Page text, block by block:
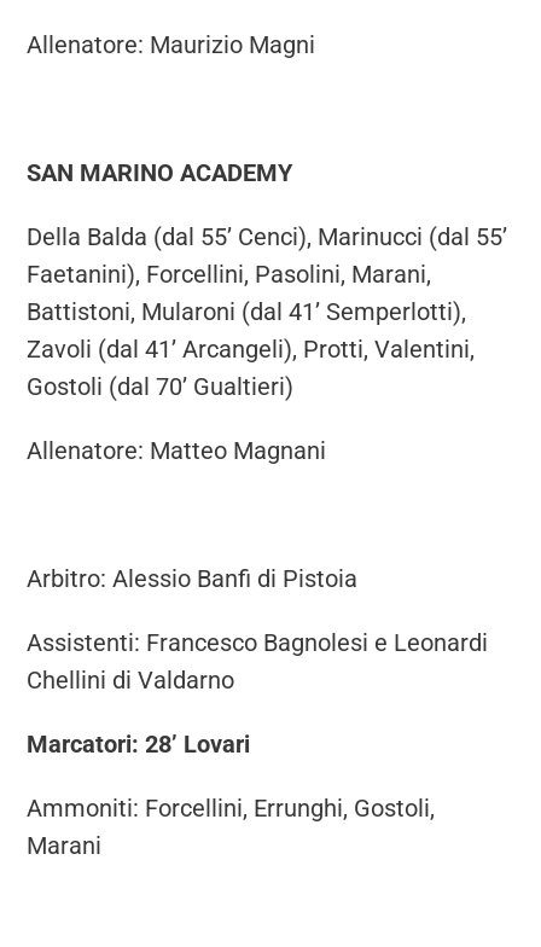
Allenatore: Maurizio Magni
SAN MARINO ACADEMY
Della Balda (dal 55’ Cenci), Marinucci (dal 55’
Faetanini), Forcellini, Pasolini, Marani,
Battistoni, Mularoni (dal 41’ Semperlotti),
Zavoli (dal 41’ Arcangeli), Protti, Valentini,
Gostoli (dal 70’ Gualtieri)
Allenatore: Matteo Magnani
Arbitro: Alessio Banfi di Pistoia
Assistenti: Francesco Bagnolesi e Leonardi
Chellini di Valdarno
Marcatori: 28’ Lovari
Ammoniti: Forcellini, Errunghi, Gostoli,
Marani